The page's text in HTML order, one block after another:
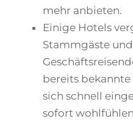
mehr anbieten.
Einige Hotels
Stammgäste
bereits
sich schnell
sofort